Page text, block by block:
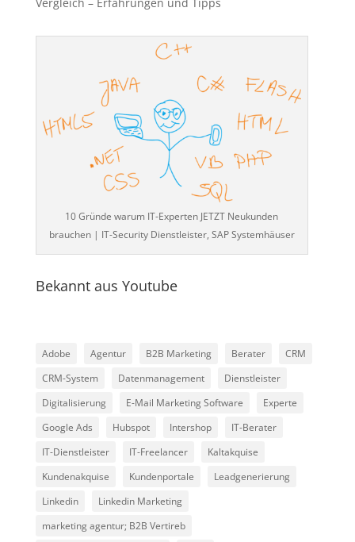
10 Gründe warum IT-Experten JETZT Neukunden
brauchen | IT-Security Dienstleister, SAP Systemhäuser
Bekannt aus Youtube
Adobe Agentur B2B Marketing Berater
CRM
CRM-System
Datenmanagement
Dienstleister
Digitalisierung
E-Mail Marketing Software
Experte
Google Ads
Hubspot Intershop
IT-Berater
IT-Dienstleister
IT-Freelancer
Kaltakquise
Kundenakquise
Kundenportale
Leadgenerierung
Linkedin
Linkedin Marketing
marketing agentur; B2B Vertireb